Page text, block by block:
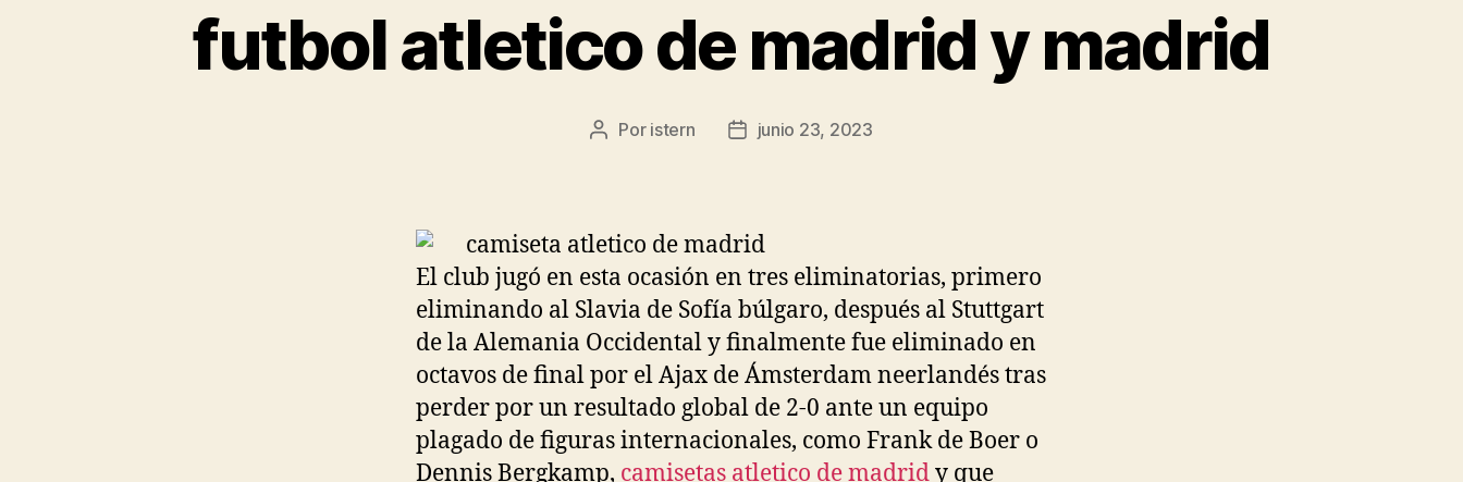
futbol atletico de madrid y madrid
Autor
Por istern
Fechajunio 23, 2023
El club jugó en esta ocasión en tres eliminatorias, primero
eliminando al Slavia de Sofía búlgaro, después al Stuttgart
de la Alemania Occidental y finalmente fue eliminado en
octavos de final por el Ajax de Ámsterdam neerlandés tras
perder por un resultado global de 2-0 ante un equipo
plagado de figuras internacionales, como Frank de Boer o
Dennis Bergkamp, camisetas atletico de madridy que